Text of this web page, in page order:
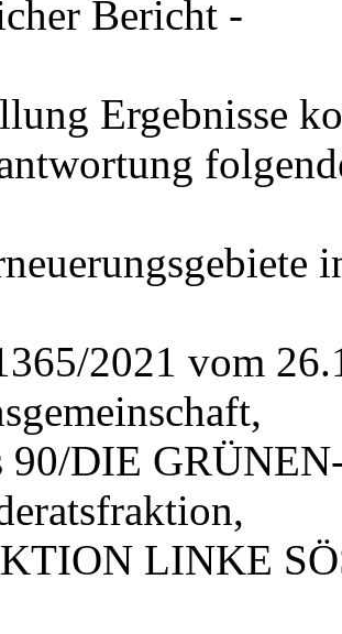
Bericht -
Ergebnisse
2021 vom
90/DIE
LINKE